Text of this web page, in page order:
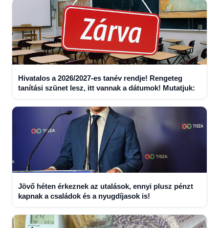
Hivatalos a 2026/2027-es tanév rendje! Rengeteg
tanítási szünet lesz, itt vannak a dátumok! Mutatjuk:
Jövő héten érkeznek az utalások, ennyi plusz pénzt
kapnak a családok és a nyugdíjasok is!